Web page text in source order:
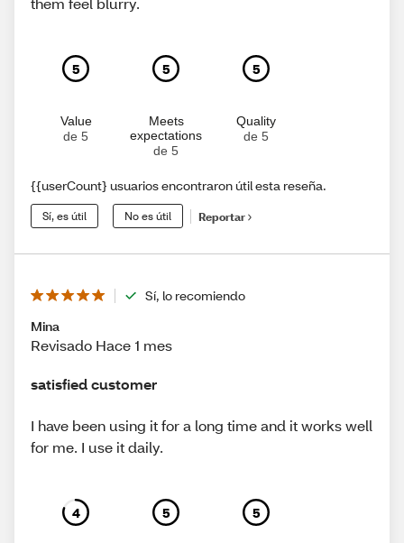
5
Value
de 5
5
Meets
expectations
de 5
5
Quality
de 5
{{userCount} usuarios encontraron útil esta reseña.
Sí, es útil No es útil Reportar
Sí, lo recomiendo
Mina
Revisado Hace 1 mes
satisfied customer
I have been using it for a long time and it works well
for me. I use it daily.
4 5 5